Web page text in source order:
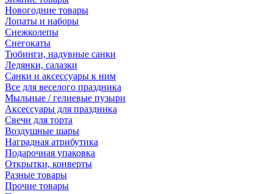
Новогодние товары
Лопаты и наборы
Снежколепы
Снегокаты
Тюбинги, надувные санки
Ледянки, салазки
Санки и аксессуары к ним
Все для веселого праздника
Мыльные / гелиевые пузыри
Аксессуары для праздника
Свечи для торта
Воздушные шары
Наградная атрибутика
Подарочная упаковка
Открытки, конверты
Разные товары
Прочие товары